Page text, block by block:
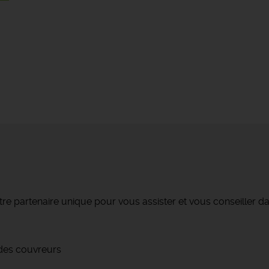
partenaire unique pour vous assister et vous conseiller
couvreurs